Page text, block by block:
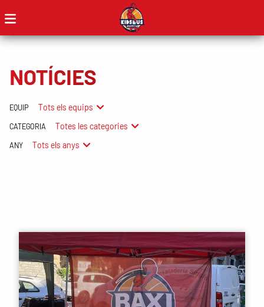
NOTÍCIES
EQUIP Tots els equips
CATEGORIA Totes les categories
ANY Tots els anys